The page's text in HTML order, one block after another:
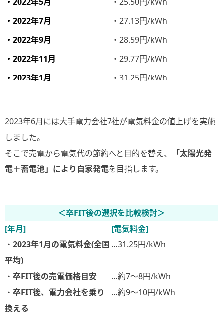
・2022年7月
・27.13円/kWh
・2022年9月
・28.59円/kWh
・2022年11月
・29.77円/kWh
・2023年1月
・31.25円/kWh
2023年6月には大手電力会社7社が電気料金の値上げを実施
しました。
そこで売電から電気代の節約へと目的を替え、
「太陽光発
電＋蓄電池」により自家発電を目指します。
＜卒FIT後の選択を比較検討＞
[年月]
[電気料金]
・ 2023年1月の電気料金(全国
平均)
…31.25円/kWh
・ 卒FIT後の売電価格目安
…約7～8円/kWh
・ 卒FIT後、電力会社を乗り
換える
…約9～10円/kWh